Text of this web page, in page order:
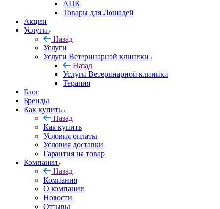
АПК
Товары для Лошадей
Акции
Услуги
Назад
Услуги
Услуги Ветеринарной клиники
Назад
Услуги Ветеринарной клиники
Терапия
Блог
Бренды
Как купить
Назад
Как купить
Условия оплаты
Условия доставки
Гарантия на товар
Компания
Назад
Компания
О компании
Новости
Отзывы